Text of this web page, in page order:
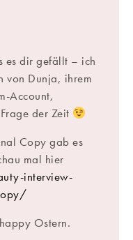
es dir gefällt – ich
von Dunja, ihrem
Account,
der Zeit
Copy gab es
mal hier
interview-
Ostern.